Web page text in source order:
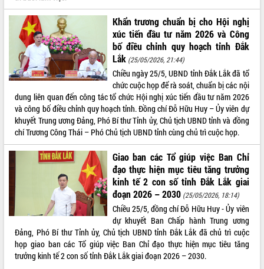
Diễn đàn Kinh tế tư nhân Việt Nam đột
phá cơ chế - Hợp tác công tư
Đề án 06 tạo bước ngoặt đột phá trong
cải cách hành chính tỉnh Đắk Lắk
Kết nối tour, đẩy mạnh chuyển đổi số
để phát triển du lịch Đắk Lắk
Khởi động Dự án Đầu tư xây dựng hạ
tầng kỹ thuật Cụm công nghiệp Tân
Tiến
Gặp mặt các cơ quan báo chí nhân Kỷ
niệm 101 năm Ngày Báo chí Cách
mạng Việt Nam
Đắk Lắk sơ kết 4 năm triển khai thực
hiện Đề án 06 của Chính phủ
Họp báo thông tin về Hội nghị Công bố
Quy hoạch và Xúc tiến đầu tư tỉnh Đắk
Lắk
Khơi thông điểm nghẽn, đẩy nhanh
giải ngân vốn khắc phục thiên tai
HĐND tỉnh thông qua điều chỉnh Quy
hoạch tỉnh thời kỳ 2021-2030
Khẩn trương chuẩn bị cho Hội nghị
xúc tiến đầu tư năm 2026 và Công
bố điều chỉnh quy hoạch tỉnh Đắk
Lắk (25/05/2026, 21:44)
Chiều ngày 25/5, UBND tỉnh Đắk Lắk đã tổ
chức cuộc họp để rà soát, chuẩn bị các nội
dung liên quan đến công tác tổ chức Hội nghị xúc tiến đầu tư năm 2026
và công bố điều chỉnh quy hoạch tỉnh. Đồng chí Đỗ Hữu Huy – Ủy viên dự
khuyết Trung ương Đảng, Phó Bí thư Tỉnh ủy, Chủ tịch UBND tỉnh và đồng
chí Trương Công Thái – Phó Chủ tịch UBND tỉnh cùng chủ trì cuộc họp.
Giao ban các Tổ giúp việc Ban Chỉ
đạo thực hiện mục tiêu tăng trưởng
kinh tế 2 con số tỉnh Đắk Lắk giai
đoạn 2026 – 2030 (25/05/2026, 18:14)
Chiều 25/5, đồng chí Đỗ Hữu Huy - Ủy viên
dự khuyết Ban Chấp hành Trung ương
Đảng, Phó Bí thư Tỉnh ủy, Chủ tịch UBND tỉnh Đắk Lắk đã chủ trì cuộc
họp giao ban các Tổ giúp việc Ban Chỉ đạo thực hiện mục tiêu tăng
trưởng kinh tế 2 con số tỉnh Đắk Lắk giai đoạn 2026 – 2030.